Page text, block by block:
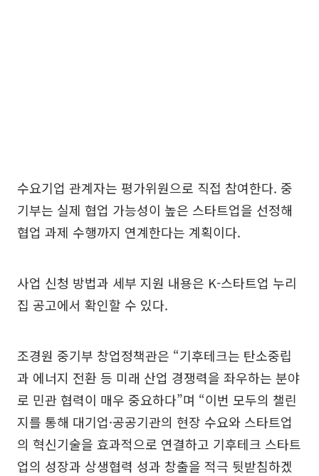
수요기업 관계자는 평가위원으로 직접 참여한다. 중
기부는 실제 협업 가능성이 높은 스타트업을 선정해
협업 과제 수행까지 연계한다는 계획이다.
사업 신청 방법과 세부 지원 내용은 K-스타트업 누리
집 공고에서 확인할 수 있다.
조경원 중기부 창업정책관은 “기후테크는 탄소중립
과 에너지 전환 등 미래 산업 경쟁력을 좌우하는 분야
로 민관 협력이 매우 중요하다”며 “이번 모두의 챌린
지를 통해 대기업·공공기관의 현장 수요와 스타트업
의 혁신기술을 효과적으로 연결하고 기후테크 스타트
업의 성장과 상생협력 성과 창출을 적극 뒷받침하겠